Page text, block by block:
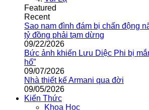
Featured
Recent
Sao nam đình đám bị chấn động
tỷ đồng phải tạm dừng
09/22/2026
Bức ảnh khiến Lưu Diệc Phi bị
hổ”
09/07/2026
Nhà thiết kế Armani qua đời
09/05/2026
Kiến Thức
Khoa Học